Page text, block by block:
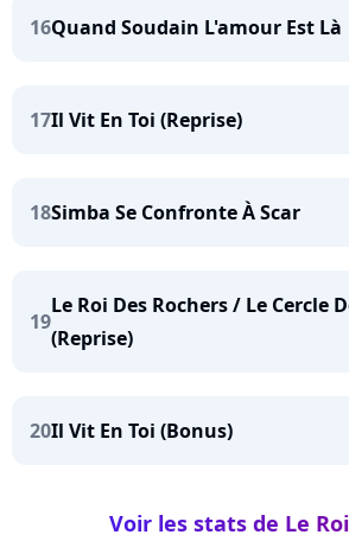
16Quand Soudain L'amour Est Là
17Il Vit En Toi (Reprise)
18Simba Se Confronte À Scar
19
Le Roi Des Rochers / Le Cercle
(Reprise)
20Il Vit En Toi (Bonus)
Voir les stats de Le